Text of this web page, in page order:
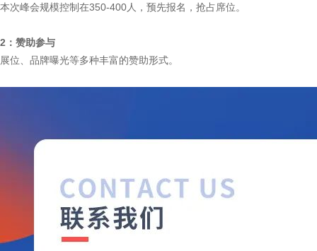
本次峰会规模控制在350-400人，预先报名，抢占席位。
2：赞助参与
展位、品牌曝光等多种丰富的赞助形式。